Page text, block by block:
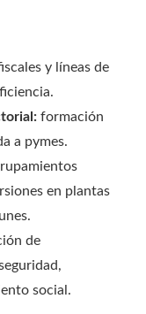
y líneas de
formación
a pymes.
en plantas
de
social.